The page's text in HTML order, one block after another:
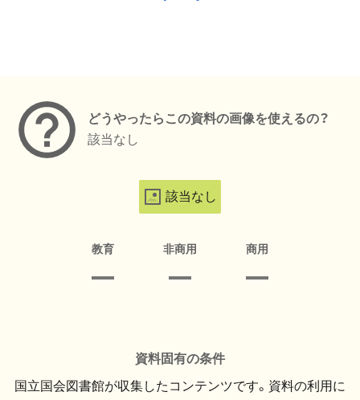
どうやったらこの資料の画像を使えるの？
該当なし
該当なし
教育 非商用 商用
資料固有の条件
国立国会図書館が収集したコンテンツです。資料の利用に